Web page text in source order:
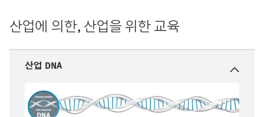
산업에 의한, 산업을 위한 교육
산업 DNA